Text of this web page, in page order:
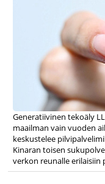
Generatiivinen tekoäly
maailman vain vuoden
keskustelee
Kinaran toisen
verkon reunalle erilaisiin